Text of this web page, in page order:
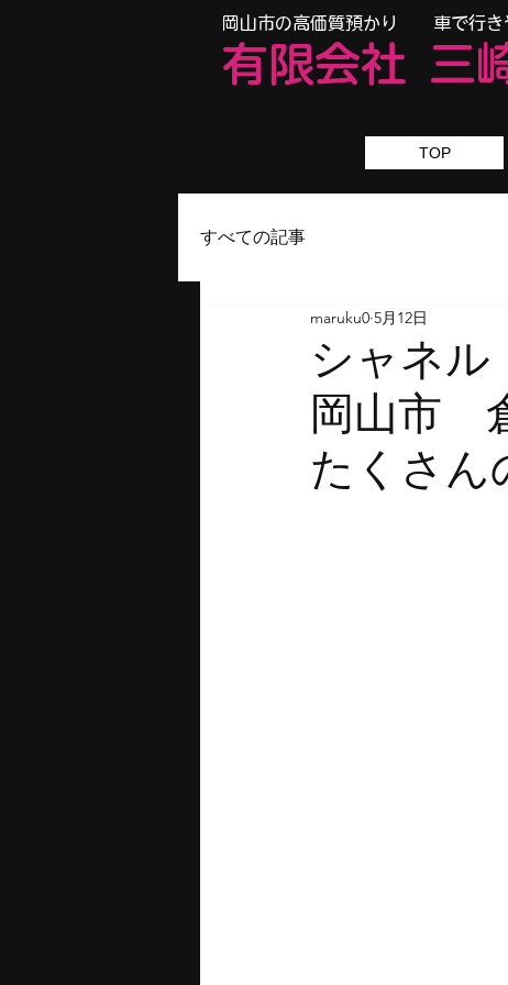
岡山市の高価質預かり 車で行き
有限会社 三
TOP
すべての記事
岡山
たくさん
maruku0 5月12日